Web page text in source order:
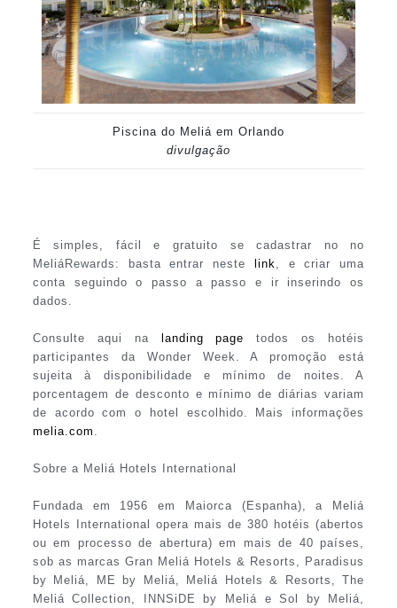
Piscina do Meliá em Orlando
divulgação
É simples, fácil e gratuito se cadastrar no no
MeliáRewards: basta entrar neste link
, e criar uma
conta seguindo o passo a passo e ir inserindo os
dados.
Consulte aqui na landing page todos os hotéis
participantes da Wonder Week. A promoção está
sujeita à disponibilidade e mínimo de noites. A
porcentagem de desconto e mínimo de diárias variam
de acordo com o hotel escolhido. Mais informações
melia.com
Sobre a Meliá Hotels International
Fundada em 1956 em Maiorca (Espanha), a Meliá
Hotels International opera mais de 380 hotéis (abertos
ou em processo de abertura) em mais de 40 países,
sob as marcas Gran Meliá Hotels & Resorts, Paradisus
by Meliá, ME by Meliá, Meliá Hotels & Resorts, The
Meliá Collection, INNSiDE by Meliá e Sol by Meliá,